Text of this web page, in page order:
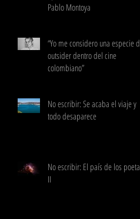
Pablo Montoya
“Yo me considero una especie de
outsider dentro del cine
colombiano”
No escribir: Se acaba el viaje y
todo desaparece
No escribir: El país de los poetas
II